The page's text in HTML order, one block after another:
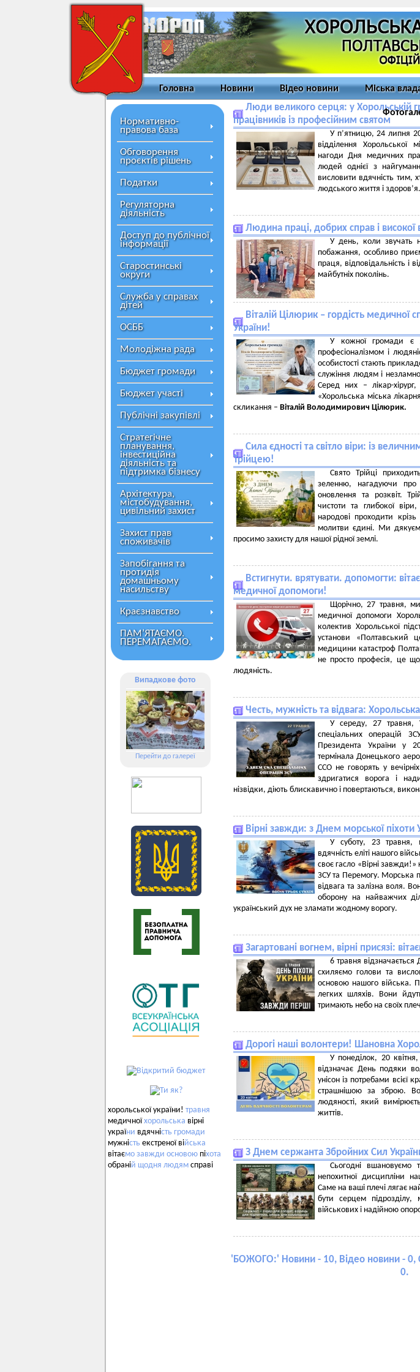
Головна Новини Відео новини Міська
Нормативно-
правова база
Обговорення
проєктів рішень
Податки
Регуляторна
діяльність
Доступ до публічної
інформації
Старостинські
округи
Служба у справах
дітей
ОСББ
Молодіжна рада
Бюджет громади
Бюджет участі
Публічні закупівлі
Стратегічне
планування,
інвестиційна
діяльність та
підтримка бізнесу
Архітектура,
містобудування,
цивільний захист
Захист прав
споживачів
Запобігання та
протидія
домашньому
насильству
Краєзнавство
ПАМ’ЯТАЄМО.
ПЕРЕМАГАЄМО.
Випадкове фото
Перейти до галереї
хорольської україни! травня
медичноїхорольська вірні
україни вдячність громади
мужність екстреної війська
вітаємо завжди основою піхота
обраній щодня людям справі
Люди великого серця: у Хорольській
працівників із професійним святом
У п’ятницю, 24 липня
відділення Хорольської
нагоди Дня медичних
людей однієї з
висловити вдячність тим,
людського життя і здоров’я.
Людина праці, добрих справ і високої
У день, коли звучать
побажання, особливо
праця, відповідальність і
майбутніх поколінь.
Віталій Цілюрик – гордість медичної
України!
У кожної громади є
професіоналізмом і
особистості стають
служіння людям і
Серед них – лікар-хірург,
«Хорольська міська
скликання – Віталій Володимирович Цілюрик.
Сила єдності та світло віри: із
Трійцею!
Свято Трійці
зеленню, нагадуючи про
оновлення та розквіт.
чистоти та глибокої
народові проходити
молитви єдині. Ми
просимо захисту для нашої рідної землі.
Встигнути. врятувати. допомогти:
медичної допомоги!
Щорічно, 27 травня,
медичної допомоги
колектив Хорольської
установи «Полтавський
медицини катастроф
не просто професія, це
людяність.
Честь, мужність та відвага:
У середу, 27 травня,
спеціальних операцій
Президента України у
термінала Донецького
ССО не говорять у
здригатися ворога і
нізвідки, діють блискавично і повертаються,
Вірні завжди: з Днем морської піхоти
У суботу, 23 травня,
вдячність еліті нашого
своє гасло «Вірні
ЗСУ та Перемогу. Морська
відвага та залізна воля.
оборону на найважчих
український дух не зламати жодному ворогу.
Загартовані вогнем, вірні присязі:
6 травня
схиляємо голови та
основою нашого війська.
легких шляхів. Вони
тримають небо на своїх
Дорогі наші волонтери! Шановна
У понеділок, 20
відзначає День подяки
унісон із потребами всієї
страшнішою за зброю.
людяності, який
життів.
З Днем сержанта Збройних Сил
Сьогодні вшановуємо
непохитної дисципліни
Саме на ваші плечі лягає
бути серцем
військових і надійною
' БОЖОГО:' Новини - 10, Відео новини - 0,
0.